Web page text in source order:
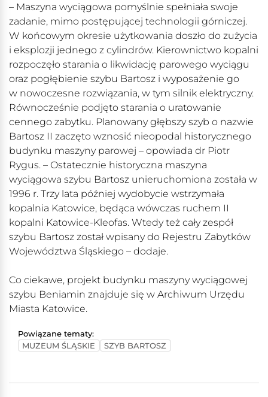
– Maszyna wyciągowa pomyślnie spełniała swoje
zadanie, mimo postępującej technologii górniczej.
W końcowym okresie użytkowania doszło do zużycia
i eksplozji jednego z cylindrów. Kierownictwo kopalni
rozpoczęło starania o likwidację parowego wyciągu
oraz pogłębienie szybu Bartosz i wyposażenie go
w nowoczesne rozwiązania, w tym silnik elektryczny.
Równocześnie podjęto starania o uratowanie
cennego zabytku. Planowany głębszy szyb o nazwie
Bartosz II zaczęto wznosić nieopodal historycznego
budynku maszyny parowej – opowiada dr Piotr
Rygus. – Ostatecznie historyczna maszyna
wyciągowa szybu Bartosz unieruchomiona została w
1996 r. Trzy lata później wydobycie wstrzymała
kopalnia Katowice, będąca wówczas ruchem II
kopalni Katowice-Kleofas. Wtedy też cały zespół
szybu Bartosz został wpisany do Rejestru Zabytków
Województwa Śląskiego – dodaje.
Co ciekawe, projekt budynku maszyny wyciągowej
szybu Beniamin znajduje się w Archiwum Urzędu
Miasta Katowice.
Powiązane tematy:
MUZEUM ŚLĄSKIE
SZYB BARTOSZ